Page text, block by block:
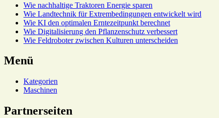
Wie nachhaltige Traktoren Energie sparen
Wie Landtechnik für Extrembedingungen entwickelt wird
Wie KI den optimalen Erntezeitpunkt berechnet
Wie Digitalisierung den Pflanzenschutz verbessert
Wie Feldroboter zwischen Kulturen unterscheiden
Menü
Kategorien
Maschinen
Partnerseiten